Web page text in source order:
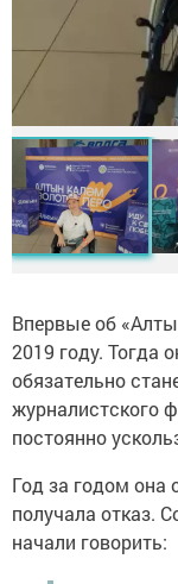
Впервые об
2019 году. Тогда
обязательно
журналистского
постоянно
Год за годом она
получала отказ.
начали говорить: